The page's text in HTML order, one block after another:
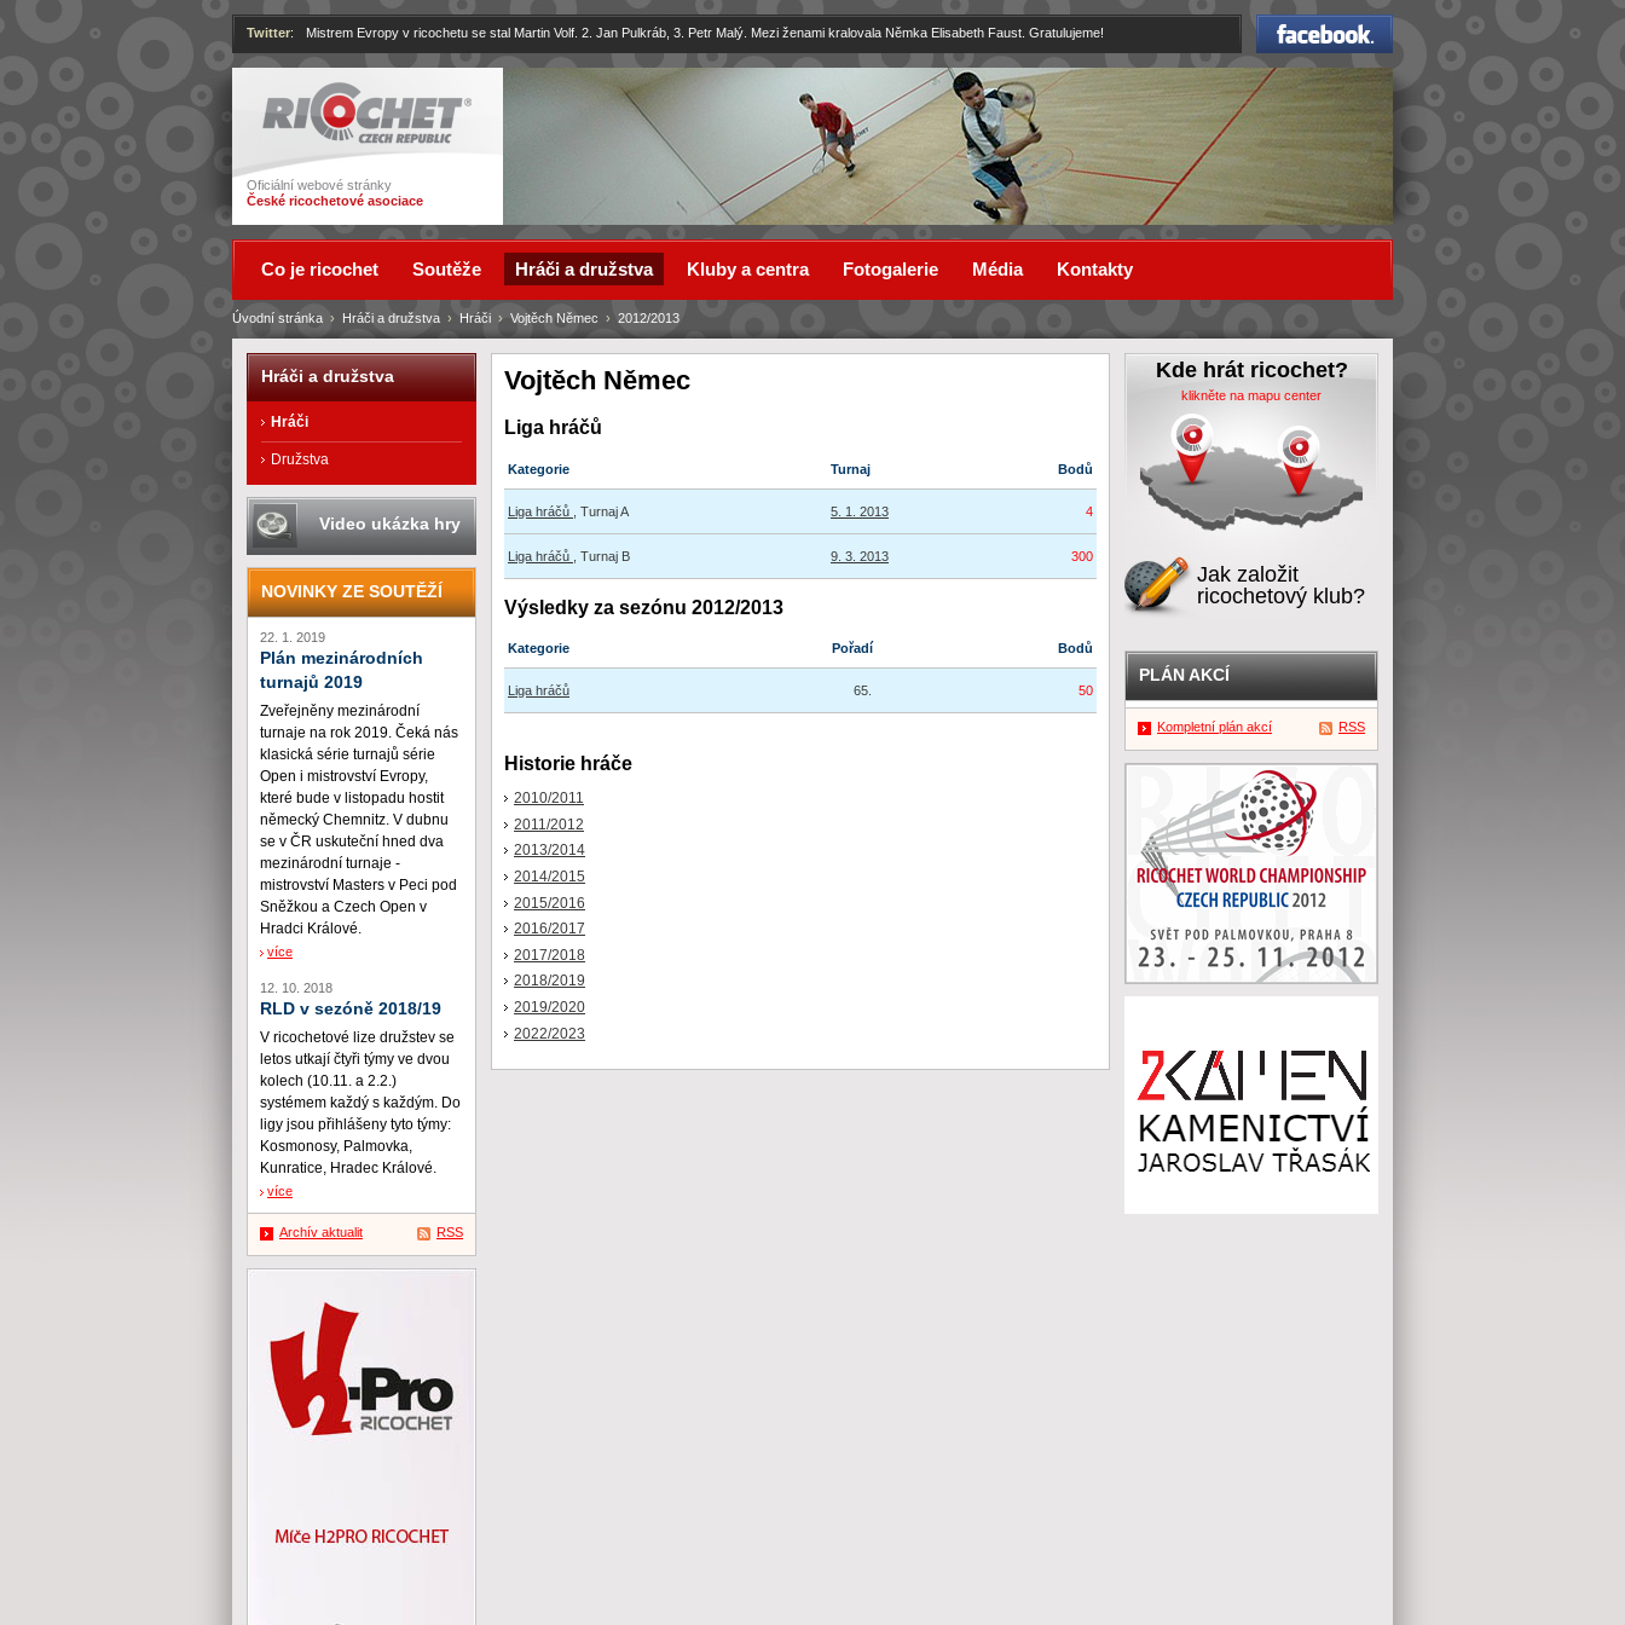
Ricochet
Oficiální webové stránky
České ricochetové asociace
Facebook
Twitter: Mistrem Evropy v ricochetu se stal Martin Volf. 2. Jan Pulkráb, 3. Petr Malý. Mezi ženami kralovala Němka Elisabeth Faust. Gratulujeme!
Vojtěch Němec
Liga hráčů
Kategorie Turnaj Bodů
Liga hráčů , Turnaj A 5. 1. 2013 4
Liga hráčů , Turnaj B 9. 3. 2013 300
Výsledky za sezónu 2012/2013
Kategorie Pořadí Bodů
Liga hráčů 65. 50
Historie hráče
2010/2011
2011/2012
2013/2014
2014/2015
2015/2016
2016/2017
2017/2018
2018/2019
2019/2020
2022/2023
Úvodní stránka › Hráči a družstva › Hráči › Vojtěch Němec › 2012/2013
Co je ricochet Soutěže Hráči a družstva Kluby a centra Fotogalerie Média Kontakty
Hráči a družstva
Hráči
Družstva
Video ukázka hry
NOVINKY ZE SOUTĚŽÍ
22. 1. 2019
Plán mezinárodních
turnajů 2019
Zveřejněny mezinárodní
turnaje na rok 2019. Čeká nás
klasická série turnajů série
Open i mistrovství Evropy,
které bude v listopadu hostit
německý Chemnitz. V dubnu
se v ČR uskuteční hned dva
mezinárodní turnaje -
mistrovství Masters v Peci pod
Sněžkou a Czech Open v
Hradci Králové.
více
12. 10. 2018
RLD v sezóně 2018/19
V ricochetové lize družstev se
letos utkají čtyři týmy ve dvou
kolech (10.11. a 2.2.)
systémem každý s každým. Do
ligy jsou přihlášeny tyto týmy:
Kosmonosy, Palmovka,
Kunratice, Hradec Králové.
více
Archív aktualit RSS
Kde hrát ricochet?
klikněte na mapu center
Jak založit
ricochetový klub?
PLÁN AKCÍ
Kompletní plán akcí RSS